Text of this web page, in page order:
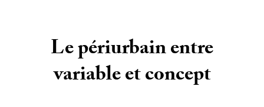
Le périurbain entre
variable et concept